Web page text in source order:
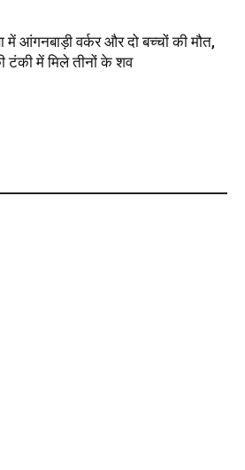
में आंगनबाड़ी वर्कर और दो बच्चों की मौत,
टंकी में मिले तीनों के शव